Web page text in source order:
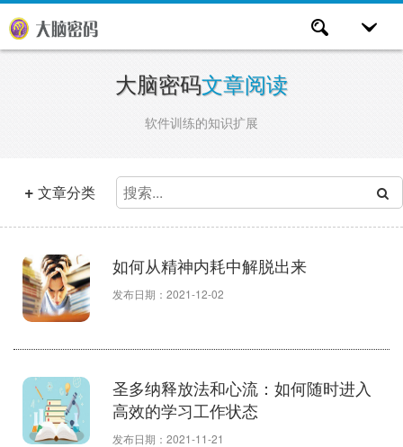
大脑密码文章阅读
软件训练的知识扩展
+ 文章分类
如何从精神内耗中解脱出来
发布日期：2021-12-02
圣多纳释放法和心流：如何随时进入
高效的学习工作状态
发布日期：2021-11-21